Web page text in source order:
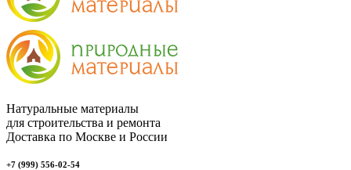
Натуральные материалы
для строительства и ремонта
Доставка по Москве и России
+7 (999) 556-02-54